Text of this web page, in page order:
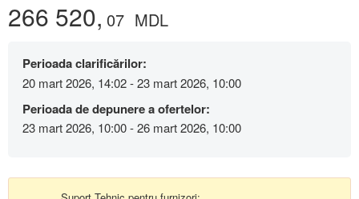
266 520, 07 MDL
Perioada clarificărilor:
20 mart 2026, 14:02 - 23 mart 2026, 10:00
Perioada de depunere a ofertelor:
23 mart 2026, 10:00 - 26 mart 2026, 10:00